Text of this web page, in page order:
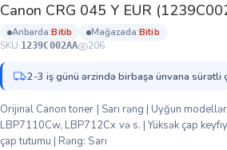
Canon CRG 045 Y EUR
anbarda: bi̇ti̇b mağazada: bi̇ti̇b
SKU:1239C002AA 206
2-3 iş günü ərzində birbaşa ünvana sürətli
Orijinal Canon toner | Sarı rəng | Uyğun
LBP7110Cw, LBP712Cx və s. | Yüksək çap
çap tutumu | Rəng: Sarı